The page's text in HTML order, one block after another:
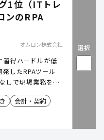
1位（ITトレ
ンのRPA
オムロン株式会社
得ハードルが低
したRPAツール
しで現場業務を自
育成プログラムも
スト削減を同時に
会計・契約
選択